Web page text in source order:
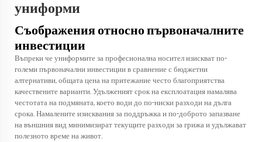
униформи
Съображения относно първоначалните
инвестиции
Въпреки че униформите за професионална носител изискват по-
големи първоначални инвестиции в сравнение с бюджетни
алтернативи, общата цена на притежание често благоприятства
качествените варианти. Удълженият срок на експлоатация намалява
честотата на подмяната, което води до по-ниски разходи на дълга
срока. Намалените изисквания за поддръжка и по-доброто запазване
на външния вид минимизират текущите разходи за грижа и удължават
полезното време на живот.